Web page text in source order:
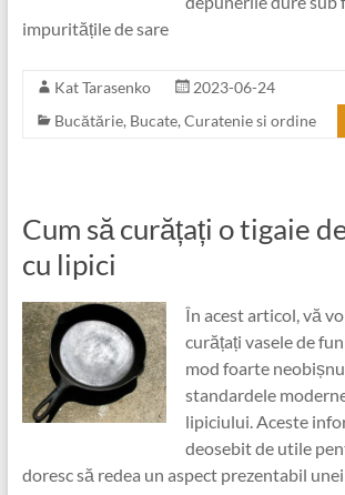
impuritățile de sare
Kat Tarasenko
2023-06-24
Bucătărie, Bucate, Curatenie si ordine
Cum să curățați o tigaie
cu lipici
În acest articol, vă
curățați vasele de
mod foarte
standardele
lipiciului. Aceste
deosebit de utile
doresc să redea un aspect prezentabil